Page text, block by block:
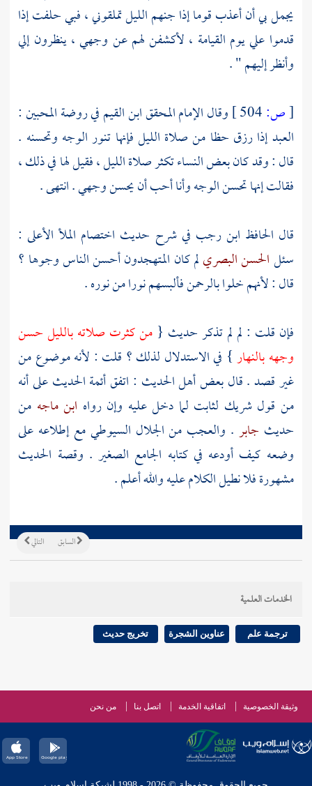
يجمل بي أن أعذب قوما إذا جنهم الليل تملقوني ، فبي حلفت إذا
قدموا علي يوم القيامة ، لأكشفن لهم عن وجهي ، ينظرون إلي
وأنظر إليهم " .
[ص: وقال الإمام المحققابن القيمفي روضة المحبين :
العبد إذا رزق حظا من صلاة الليل فإنها تنور الوجه وتحسنه .
قال : وقد كان بعض النساء تكثر صلاة الليل ، فقيل لها في ذلك ،
فقالت إنها تحسن الوجه وأنا أحب أن يحسن وجهي . انتهى .
قال الحافظ ابن رجب في شرح حديث اختصام الملأ الأعلى :
سئلالحسن البصريلم كان المتهجدون أحسن الناس وجوها ؟
قال : لأنهم خلوا بالرحمن فألبسهم نورا من نوره .
فإن قلت : لم لم تذكر حديث { من كثرت صلاته بالليل حسن
وجهه بالنهار} في الاستدلال لذلك ؟ قلت : لأنه موضوع من
غير قصد . قال بعض أهل الحديث : اتفق أئمة الحديث على أنه
من قولشريك لثابت لما دخل عليه وإن رواه ابن ماجه من
حديث جابر . والعجب منالجلال السيوطيمع إطلاعه على
وضعه كيف أودعه في كتابه الجامع الصغير . وقصة الحديث
مشهورة فلا نطيل الكلام عليه والله أعلم .
التالي السابق
الخدمات العلمية
ترجمة علم عناوين الشجرة تخريج حديث
وثيقة الخصوصية اتفاقية الخدمة اتصل بنا من نحن